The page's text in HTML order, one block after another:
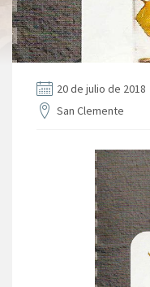
20 de julio de 2018
San Clemente